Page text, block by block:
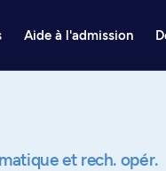
Aide à l'admission
et rech. opér.